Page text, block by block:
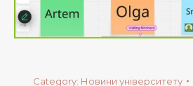
Category: Новини університету